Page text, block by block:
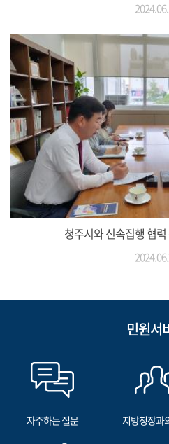
청주시와 신속집행 협
민원서
자주하는 질문 지방청장과